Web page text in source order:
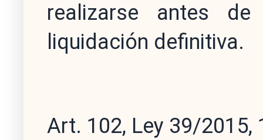
realizarse antes
liquidación definitiva.
Art. 102, Ley 39/2015,